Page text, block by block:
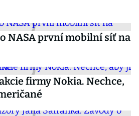
NASA první mobilní síť na
firmy Nokia. Nechce,